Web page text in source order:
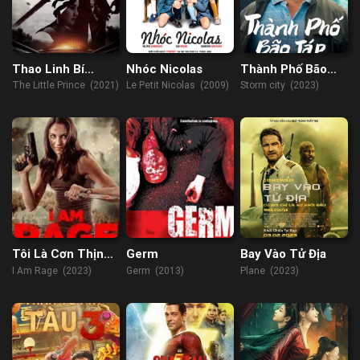
Thao Linh Bí
Thuật
The Little Prince (2021)
Nhóc Nicolas
Le Petit Nicolas (2009)
Thành Phố Bão
Táp
Storm city (2023)
Tôi Là Cơn Thịnh
Nộ
I Am Rage (2023)
Germ
Germ (2013)
Bay Vào Tử Địa
Plane (2023)